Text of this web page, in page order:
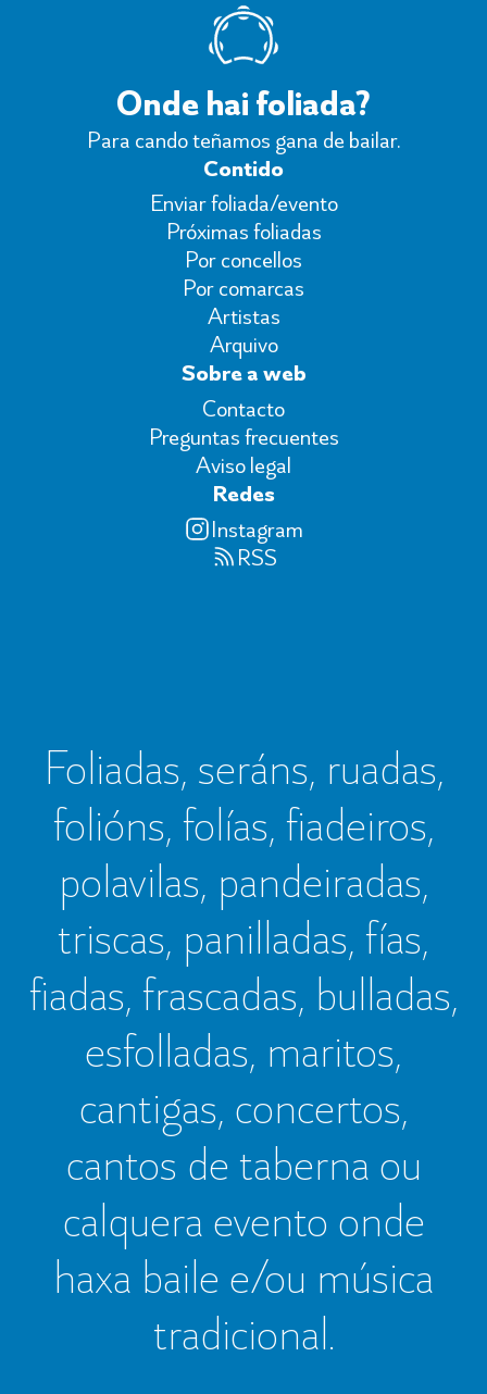
Onde hai foliada?
Para cando teñamos gana de bailar.
Contido
Enviar foliada/evento
Próximas foliadas
Por concellos
Por comarcas
Artistas
Arquivo
Sobre a web
Contacto
Preguntas frecuentes
Aviso legal
Redes
Instagram
RSS
Foliadas, seráns, ruadas,
folións, folías, fiadeiros,
polavilas, pandeiradas,
triscas, panilladas, fías,
fiadas, frascadas, bulladas,
esfolladas, maritos,
cantigas, concertos,
cantos de taberna ou
calquera evento onde
haxa baile e/ou música
tradicional.